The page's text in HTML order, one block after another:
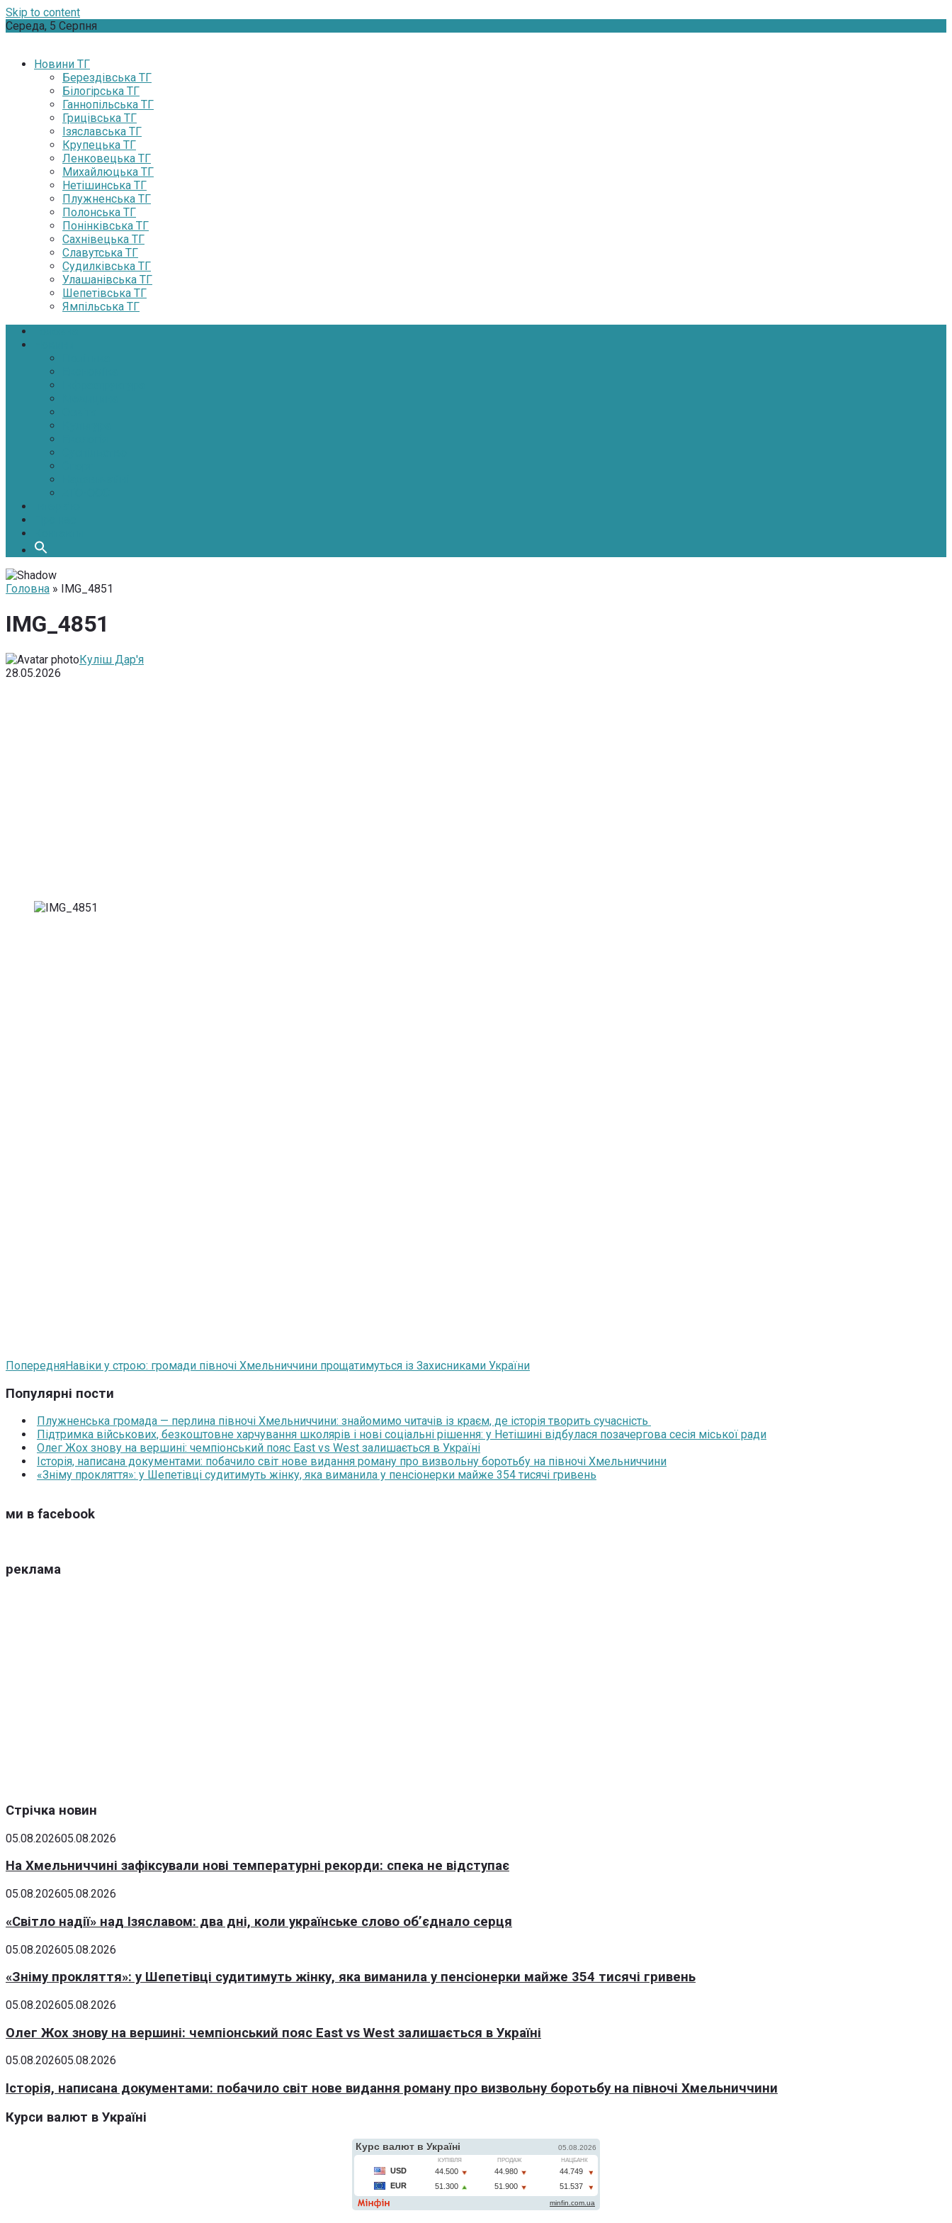
Skip to content
Середа, 5 Серпня
Новини ТГ
Берездівська ТГ
Білогірська ТГ
Ганнопільська ТГ
Грицівська ТГ
Ізяславська ТГ
Крупецька ТГ
Ленковецька ТГ
Михайлюцька ТГ
Нетішинська ТГ
Плужненська ТГ
Полонська ТГ
Понінківська ТГ
Сахнівецька ТГ
Славутська ТГ
Судилківська ТГ
Улашанівська ТГ
Шепетівська ТГ
Ямпільська ТГ
Головна » IMG_4851
IMG_4851
Куліш Дар'я
28.05.2026
ПопередняНавіки у строю: громади півночі Хмельниччини прощатимуться із Захисниками України
Популярні пости
Плужненська громада — перлина півночі Хмельниччини: знайомимо читачів із краєм, де історія творить сучасність
Підтримка військових, безкоштовне харчування школярів і нові соціальні рішення: у Нетішині відбулася позачергова сесія міської ради
Олег Жох знову на вершині: чемпіонський пояс East vs West залишається в Україні
Історія, написана документами: побачило світ нове видання роману про визвольну боротьбу на півночі Хмельниччини
«Зніму прокляття»: у Шепетівці судитимуть жінку, яка виманила у пенсіонерки майже 354 тисячі гривень
ми в facebook
реклама
Стрічка новин
05.08.202605.08.2026
На Хмельниччині зафіксували нові температурні рекорди: спека не відступає
05.08.202605.08.2026
«Світло надії» над Ізяславом: два дні, коли українське слово об’єднало серця
05.08.202605.08.2026
«Зніму прокляття»: у Шепетівці судитимуть жінку, яка виманила у пенсіонерки майже 354 тисячі гривень
05.08.202605.08.2026
Олег Жох знову на вершині: чемпіонський пояс East vs West залишається в Україні
05.08.202605.08.2026
Історія, написана документами: побачило світ нове видання роману про визвольну боротьбу на півночі Хмельниччини
Курси валют в Україні